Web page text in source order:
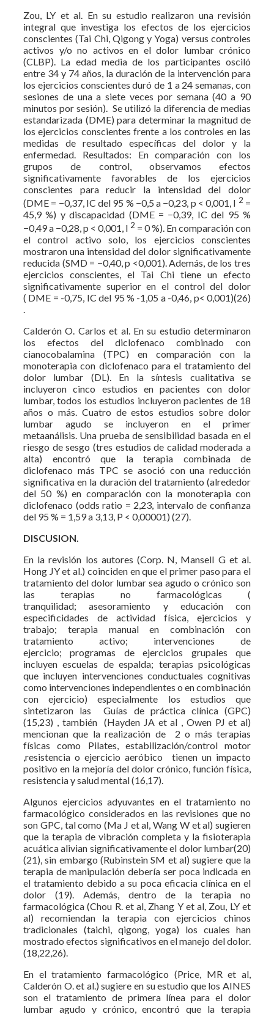
Zou, LY et al. En su estudio realizaron una revisión
integral que investiga los efectos de los ejercicios
conscientes (Tai Chi, Qigong y Yoga) versus controles
activos y/o no activos en el dolor lumbar crónico
(CLBP). La edad media de los participantes osciló
entre 34 y 74 años, la duración de la intervención para
los ejercicios conscientes duró de 1 a 24 semanas, con
sesiones de una a siete veces por semana (40 a 90
minutos por sesión). Se utilizó la diferencia de medias
estandarizada (DME) para determinar la magnitud de
los ejercicios conscientes frente a los controles en las
medidas de resultado específicas del dolor y la
enfermedad. Resultados: En comparación con los
grupos de control, observamos efectos
significativamente favorables de los ejercicios
conscientes para reducir la intensidad del dolor
(DME = −0,37, IC del 95 % −0,5 a −0,23, p < 0,001, I 2 =
45,9 %) y discapacidad (DME = −0,39, IC del 95 %
−0,49 a −0,28, p < 0,001, I 2 = 0 %). En comparación con
el control activo solo, los ejercicios conscientes
mostraron una intensidad del dolor significativamente
reducida (SMD = −0,40, p <0,001). Además, de los tres
ejercicios conscientes, el Tai Chi tiene un efecto
significativamente superior en el control del dolor
( DME = -0,75, IC del 95 % -1,05 a -0,46, p< 0,001)(26)
.
Calderón O. Carlos et al. En su estudio determinaron
los efectos del diclofenaco combinado con
cianocobalamina (TPC) en comparación con la
monoterapia con diclofenaco para el tratamiento del
dolor lumbar (DL). En la síntesis cualitativa se
incluyeron cinco estudios en pacientes con dolor
lumbar, todos los estudios incluyeron pacientes de 18
años o más. Cuatro de estos estudios sobre dolor
lumbar agudo se incluyeron en el primer
metaanálisis. Una prueba de sensibilidad basada en el
riesgo de sesgo (tres estudios de calidad moderada a
alta) encontró que la terapia combinada de
diclofenaco más TPC se asoció con una reducción
significativa en la duración del tratamiento (alrededor
del 50 %) en comparación con la monoterapia con
diclofenaco (odds ratio = 2,23, intervalo de confianza
del 95 % = 1,59 a 3,13, P < 0,00001) (27).
DISCUSION.
En la revisión los autores (Corp. N, Mansell G et al.
Hong JY et al.) coinciden en que el primer paso para el
tratamiento del dolor lumbar sea agudo o crónico son
las terapias no farmacológicas (
tranquilidad; asesoramiento y educación con
especificidades de actividad física, ejercicios y
trabajo; terapia manual en combinación con
tratamiento activo; intervenciones de
ejercicio; programas de ejercicios grupales que
incluyen escuelas de espalda; terapias psicológicas
que incluyen intervenciones conductuales cognitivas
como intervenciones independientes o en combinación
con ejercicio) especialmente los estudios que
sintetizaron las Guías de práctica clínica (GPC)
(15,23) , también (Hayden JA et al , Owen PJ et al)
mencionan que la realización de 2 o más terapias
físicas como Pilates, estabilización/control motor
,resistencia o ejercicio aeróbico tienen un impacto
positivo en la mejoría del dolor crónico, función física,
resistencia y salud mental (16,17).
Algunos ejercicios adyuvantes en el tratamiento no
farmacológico considerados en las revisiones que no
son GPC, tal como (Ma J et al, Wang W et al) sugieren
que la terapia de vibración completa y la fisioterapia
acuática alivian significativamente el dolor lumbar(20)
(21), sin embargo (Rubinstein SM et al) sugiere que la
terapia de manipulación debería ser poca indicada en
el tratamiento debido a su poca eficacia clínica en el
dolor (19). Además, dentro de la terapia no
farmacológica (Chou R. et al, Zhang Y et al, Zou, LY et
al) recomiendan la terapia con ejercicios chinos
tradicionales (taichi, qigong, yoga) los cuales han
mostrado efectos significativos en el manejo del dolor.
(18,22,26).
En el tratamiento farmacológico (Price, MR et al,
Calderón O. et al.) sugiere en su estudio que los AINES
son el tratamiento de primera línea para el dolor
lumbar agudo y crónico, encontró que la terapia